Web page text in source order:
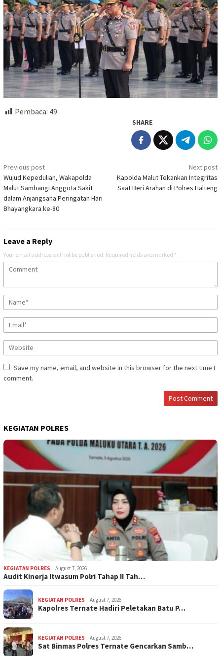
Pembaca: 49
SHARE
Post
navigation
Previous post
Wujud Kepedulian, Wakapolda
Malut Sambangi Anggota Sakit
dalam Anjangsana Peringatan Hari
Bhayangkara ke-80
Next post
Kapolda Malut Tekankan Integritas
Saat Beri Arahan di Polres Halteng
Leave a Reply
Your email address will not be published. Required fields are marked *
Save my name, email, and website in this browser for the next time I
comment.
KEGIATAN POLRES
KEGIATAN POLRES August 7, 2026
Audit Kinerja Itwasum Polri Tahap II Tah…
KEGIATAN POLRES August 7, 2026
Kapolres Ternate Hadiri Peletakan Batu P…
KEGIATAN POLRES August 7, 2026
Sat Binmas Polres Ternate Gencarkan Samb…